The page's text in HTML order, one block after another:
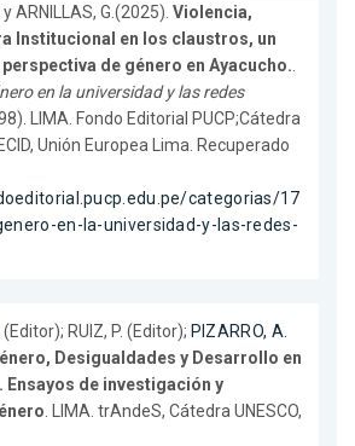
y ARNILLAS, G.(2025). Violencia,
Institucional en los claustros, un
de género en Ayacucho.
en la universidad y las redes
LIMA. Fondo Editorial PUCP;Cátedra
Unión Europea Lima. Recuperado
categorias/17
en-la-universidad-y-las-redes-
(Editor); RUIZ, P. (Editor); PIZARRO, A.
Desigualdades y Desarrollo en
Ensayos de investigación y
. LIMA. trAndeS, Cátedra UNESCO,